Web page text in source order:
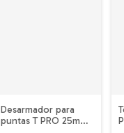
Desarmador para
puntas T PRO 25mm